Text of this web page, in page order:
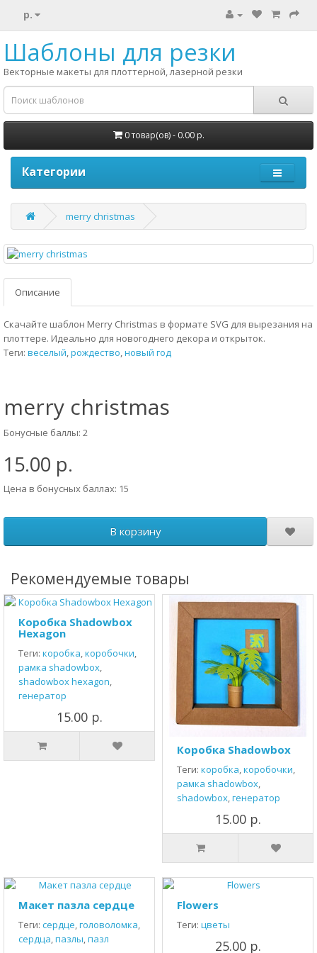
р.
Шаблоны для резки
Векторные макеты для плоттерной, лазерной резки
0 товар(ов) - 0.00 р.
Категории
merry christmas
Описание
Скачайте шаблон Merry Christmas в формате SVG для вырезания на
плоттере. Идеально для новогоднего декора и открыток.
Теги: веселый,рождество,новый год
merry christmas
Бонусные баллы: 2
15.00 р.
Цена в бонусных баллах: 15
В корзину
Рекомендуемые товары
Коробка Shadowbox
Hexagon
Теги: коробка,коробочки,
рамка shadowbox,
shadowbox hexagon,
генератор
15.00 р.
Коробка Shadowbox
Теги: коробка,коробочки,
рамка shadowbox,
shadowbox,генератор
15.00 р.
Макет пазла сердце
Теги: сердце,головоломка,
сердца,пазлы,пазл
Flowers
Теги: цветы
25.00 р.